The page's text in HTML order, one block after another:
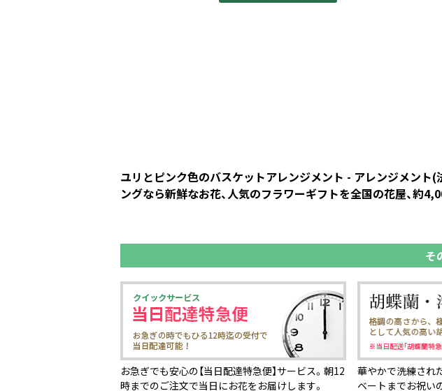
ユリとピンク色のバスケットアレンジメント - アレンジメント
ングなら新鮮なお花、人気のフラワーギフトを全国の花屋、約
そ
お急ぎでも安心の【当日配達特急便】サービス。朝12
時までのご注文で当日にお花をお届けします。
華やかで洗練され
ベートまでお祝い